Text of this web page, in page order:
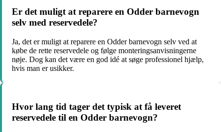
Er det muligt at reparere en Odder barnevogn
selv med reservedele?
Ja, det er muligt at reparere en Odder barnevogn selv ved at
købe de rette reservedele og følge monteringsanvisningerne
nøje. Dog kan det være en god idé at søge professionel hjælp,
hvis man er usikker.
Hvor lang tid tager det typisk at få leveret
reservedele til en Odder barnevogn?